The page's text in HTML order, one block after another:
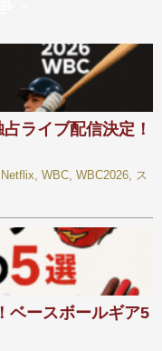
ライブ配信決定！
Netflix, WBC, WBC2026, ス
ベースボールギア5